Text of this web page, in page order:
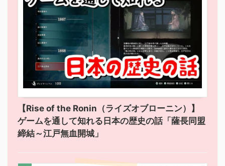
【Rise of the Ronin（ライズオブローニン）】
ゲームを通して知れる日本の歴史の話「薩長同盟
締結～江戸無血開城」